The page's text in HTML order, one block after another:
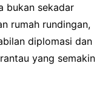
bukan sekadar
rumah rundingan,
diplomasi dan
yang semakin